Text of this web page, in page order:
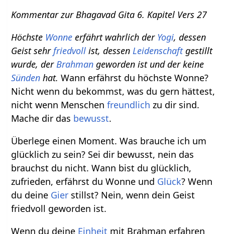
Kommentar zur Bhagavad Gita 6. Kapitel Vers 27
Höchste Wonne erfährt wahrlich der Yogi, dessen
Geist sehrfriedvoll ist, dessenLeidenschaftgestillt
wurde, derBrahman geworden ist und der keine
Sünden hat. Wann erfährst du höchste Wonne?
Nicht wenn du bekommst, was du gern hättest,
nicht wenn Menschenfreundlich zu dir sind.
Mache dir das bewusst.
Überlege einen Moment. Was brauche ich um
glücklich zu sein? Sei dir bewusst, nein das
brauchst du nicht. Wann bist du glücklich,
zufrieden, erfährst du Wonne und Glück? Wenn
du deine Gier stillst? Nein, wenn dein Geist
friedvoll geworden ist.
Wenn du deine Einheit mit Brahman erfahren